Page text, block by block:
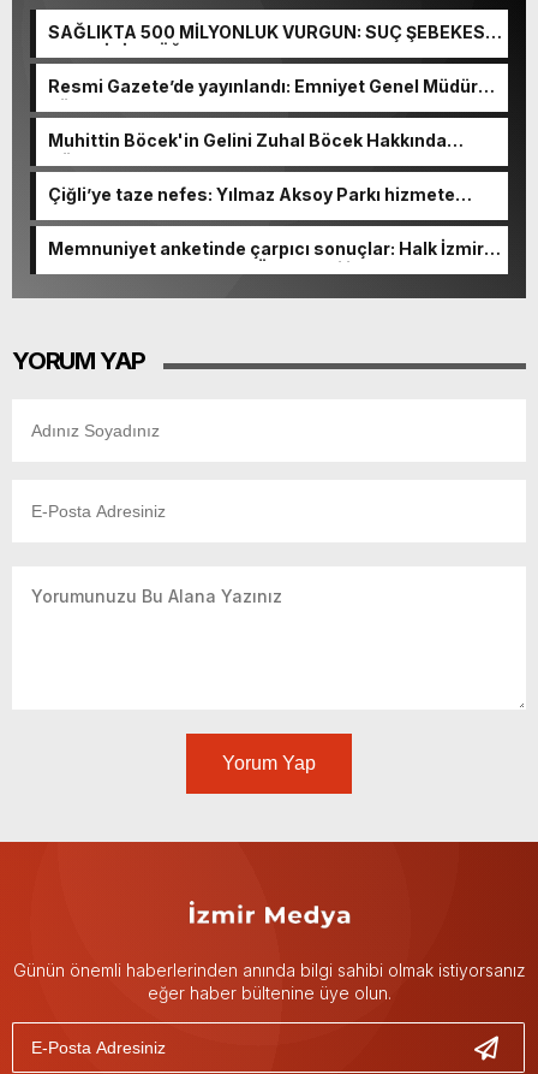
SAĞLIKTA 500 MİLYONLUK VURGUN: SUÇ ŞEBEKESİ
KAÇIŞ İÇİN DÜĞMEYE BASTI!
Resmi Gazete’de yayınlandı: Emniyet Genel Müdürü
görevden alındı!
Muhittin Böcek'in Gelini Zuhal Böcek Hakkında
Gözaltı Kararı!
Çiğli’ye taze nefes: Yılmaz Aksoy Parkı hizmete
Memnuniyet anketinde çarpıcı sonuçlar: Halk İzmirli
başkanlardan memnun, Ömer Eşki ilk sırada
YORUM YAP
Yorum Yap
Günün önemli haberlerinden anında bilgi sahibi olmak istiyorsanız
eğer haber bültenine üye olun.